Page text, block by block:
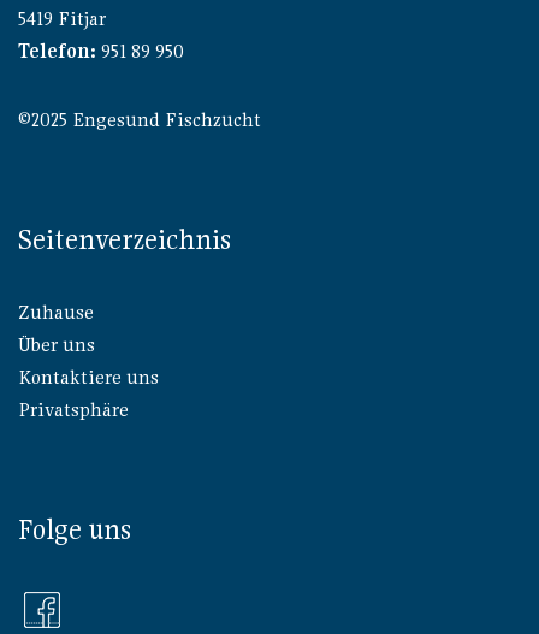
5419 Fitjar
Telefon: 951 89 950
©2025 Engesund Fischzucht
Seitenverzeichnis
Zuhause
Über uns
Kontaktiere uns
Privatsphäre
Folge uns